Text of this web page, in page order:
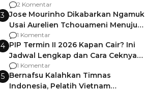
Pemalang
2 Komentar
3 Jose Mourinho Dikabarkan Ngamuk
Usai Aurelien Tchouameni Menuju
Manchester United
1 Komentar
4 PIP Termin II 2026 Kapan Cair? Ini
Jadwal Lengkap dan Cara Ceknya
agar Dana Tidak Hangus!
1 Komentar
5 Bernafsu Kalahkan Timnas
Indonesia, Pelatih Vietnam